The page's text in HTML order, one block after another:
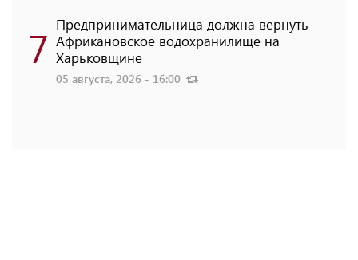
7 Предпринимательница должна вернуть
Африкановское водохранилище на
Харьковщине
05 августа, 2026 - 16:00